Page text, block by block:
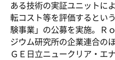
ある技術の実証ユニットに
転コスト等を評価するとい
験事業」の公募を実施。Ｒ
ジウム研究所の企業連合の
ＧＥ日立ニュークリア・エ